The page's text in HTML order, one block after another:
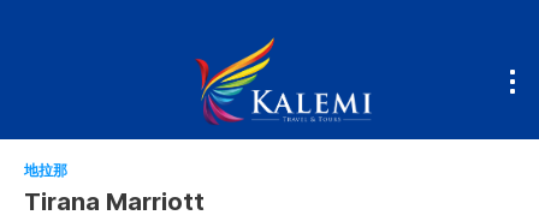
地拉那
Tirana Marriott